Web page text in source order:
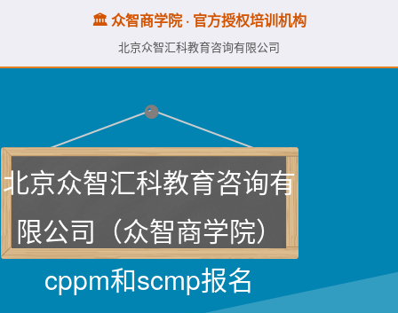
🏛️ 众智商学院 · 官方授权培训机构
北京众智汇科教育咨询有限公司
北京众智汇科教育咨询有
限公司（众智商学院）
cppm和scmp报名